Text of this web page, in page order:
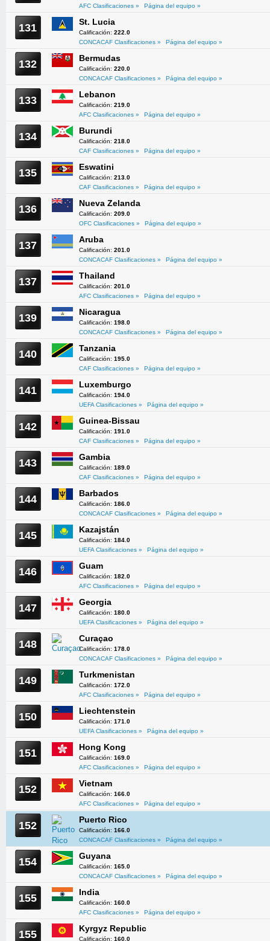
AFC Clasificaciones »
Página del equipo »
131 St. Lucia
Calificación: 222.0
CONCACAF Clasificaciones »
Página del equipo »
132 Bermudas
Calificación: 220.0
CONCACAF Clasificaciones »
Página del equipo »
133 Lebanon
Calificación: 219.0
AFC Clasificaciones »
Página del equipo »
134 Burundi
Calificación: 218.0
CAF Clasificaciones »
Página del equipo »
135 Eswatini
Calificación: 213.0
CAF Clasificaciones »
Página del equipo »
136 Nueva Zelanda
Calificación: 209.0
OFC Clasificaciones »
Página del equipo »
137 Aruba
Calificación: 201.0
CONCACAF Clasificaciones »
Página del equipo »
137 Thailand
Calificación: 201.0
AFC Clasificaciones »
Página del equipo »
139 Nicaragua
Calificación: 198.0
CONCACAF Clasificaciones »
Página del equipo »
140 Tanzania
Calificación: 195.0
CAF Clasificaciones »
Página del equipo »
141 Luxemburgo
Calificación: 194.0
UEFA Clasificaciones »
Página del equipo »
142 Guinea-Bissau
Calificación: 191.0
CAF Clasificaciones »
Página del equipo »
143 Gambia
Calificación: 189.0
CAF Clasificaciones »
Página del equipo »
144 Barbados
Calificación: 186.0
CONCACAF Clasificaciones »
Página del equipo »
145 Kazajstán
Calificación: 184.0
UEFA Clasificaciones »
Página del equipo »
146 Guam
Calificación: 182.0
AFC Clasificaciones »
Página del equipo »
147 Georgia
Calificación: 180.0
UEFA Clasificaciones »
Página del equipo »
148 Curaçao
Calificación: 178.0
CONCACAF Clasificaciones »
Página del equipo »
149 Turkmenistan
Calificación: 172.0
AFC Clasificaciones »
Página del equipo »
150 Liechtenstein
Calificación: 171.0
UEFA Clasificaciones »
Página del equipo »
151 Hong Kong
Calificación: 169.0
AFC Clasificaciones »
Página del equipo »
152 Vietnam
Calificación: 166.0
AFC Clasificaciones »
Página del equipo »
152 Puerto Rico
Calificación: 166.0
CONCACAF Clasificaciones »
Página del equipo »
154 Guyana
Calificación: 165.0
CONCACAF Clasificaciones »
Página del equipo »
155 India
Calificación: 160.0
AFC Clasificaciones »
Página del equipo »
155 Kyrgyz Republic
Calificación: 160.0